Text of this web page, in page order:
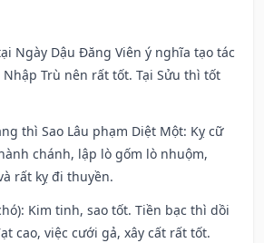
Ngày Dậu Đăng Viên ý nghĩa tạo tác
Trù nên rất tốt. Tại Sửu thì tốt
thì Sao Lâu phạm Diệt Một: Kỵ cữ
chánh, lập lò gốm lò nhuộm,
rất kỵ đi thuyền.
Kim tinh, sao tốt. Tiền bạc thì dồi
cao, việc cưới gả, xây cất rất tốt.